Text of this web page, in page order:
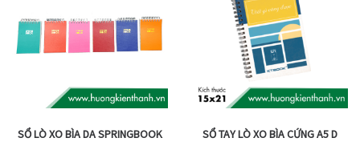
SỔ LÒ XO BÌA DA SPRINGBOOK
SỔ TAY LÒ XO BÌA CỨNG A5 D